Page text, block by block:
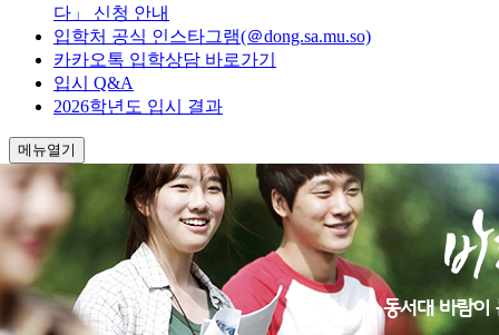
다」 신청 안내
입학처 공식 인스타그램(＠dong.sa.mu.so)
카카오톡 입학상담 바로가기
입시 Q&A
2026학년도 입시 결과
메뉴열기